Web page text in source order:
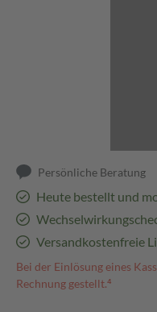
Persönliche Beratung
Heute bestellt und
Versandkostenfreie
Bei der Einlösung eines
Rechnung gestellt.⁴